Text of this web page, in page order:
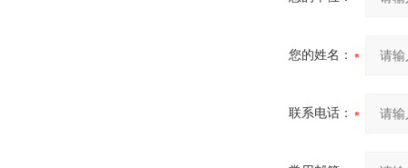
您的姓名：
联系电话：